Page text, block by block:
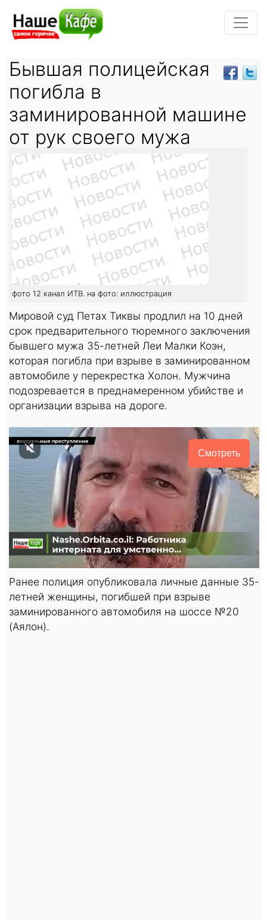
Бывшая полицейская
погибла в
заминированной машине
от рук своего мужа
фото 12 канал ИТВ. на фото: иллюстрация
Мировой суд Петах Тиквы продлил на 10 дней
срок предварительного тюремного заключения
бывшего мужа 35-летней Леи Малки Коэн,
которая погибла при взрыве в заминированном
автомобиле у перекрестка Холон. Мужчина
подозревается в преднамеренном убийстве и
организации взрыва на дороге.
Смотреть
Ранее полиция опубликовала личные данные 35-
летней женщины, погибшей при взрыве
заминированного автомобиля на шоссе №20
(Аялон).